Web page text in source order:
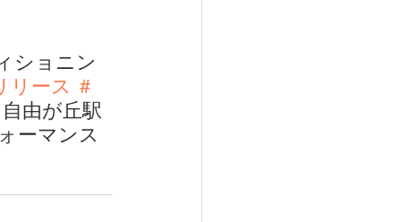
ショニン
リース ＃
由が丘駅
ーマンス